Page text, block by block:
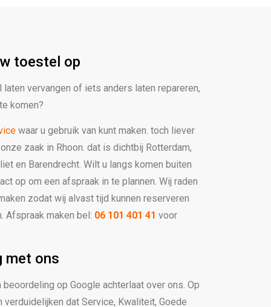
toestel op
vervangen of iets anders laten repareren,
komen?
waar u gebruik van kunt maken. toch liever
zaak in Rhoon. dat is dichtbij Rotterdam,
en Barendrecht. Wilt u langs komen buiten
op om een afspraak in te plannen. Wij raden
zodat wij alvast tijd kunnen reserveren
Afspraak maken bel: 06 101 401 41 voor
met ons
op Google achterlaat over ons. Op
verduidelijken dat Service, Kwaliteit, Goede